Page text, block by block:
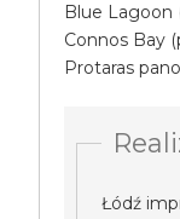
Blue Lagoon
Connos Bay
Protaras
Łódź